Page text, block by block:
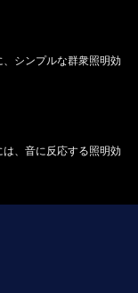
シンプルな群衆照明効
、音に反応する照明効